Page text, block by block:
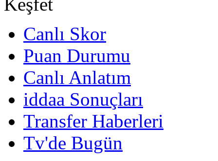
Canlı Skor
Puan Durumu
Canlı Anlatım
iddaa Sonuçları
Transfer Haberleri
Tv'de Bugün